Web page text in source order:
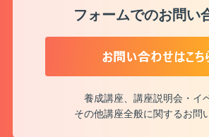
フォームでのお問い
養成講座、講座説明会・イ
その他講座全般に関するお問